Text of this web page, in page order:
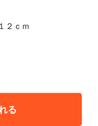
２ｃｍ
る